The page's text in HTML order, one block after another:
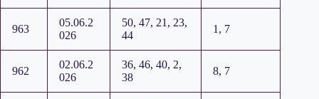
963
05.06.2
026
50, 47, 21, 23,
44
1, 7
962
02.06.2
026
36, 46, 40, 2,
38
8, 7